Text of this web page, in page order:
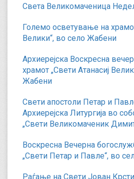
Света Великомаченица
Големо осветување на
Велики“, во село Жабени
Архиерејска Воскресна
храмот „Свети Атанасиј
Жабени
Свети апостоли Петар и
Архиерејска Литургија во
„Свети Великомаченик
Воскресна Вечерна
„Свети Петар и Павле“, во
Раѓање на Свети Јован